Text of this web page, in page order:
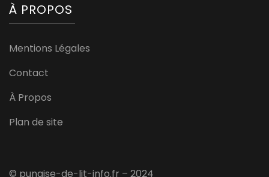
À PROPOS
Mentions Légales
Contact
À Propos
Plan de site
© punaise-de-lit-info.fr – 2024